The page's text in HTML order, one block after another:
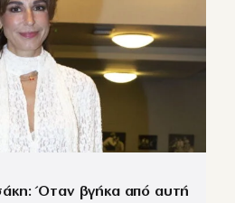
Όταν βγήκα από αυτή